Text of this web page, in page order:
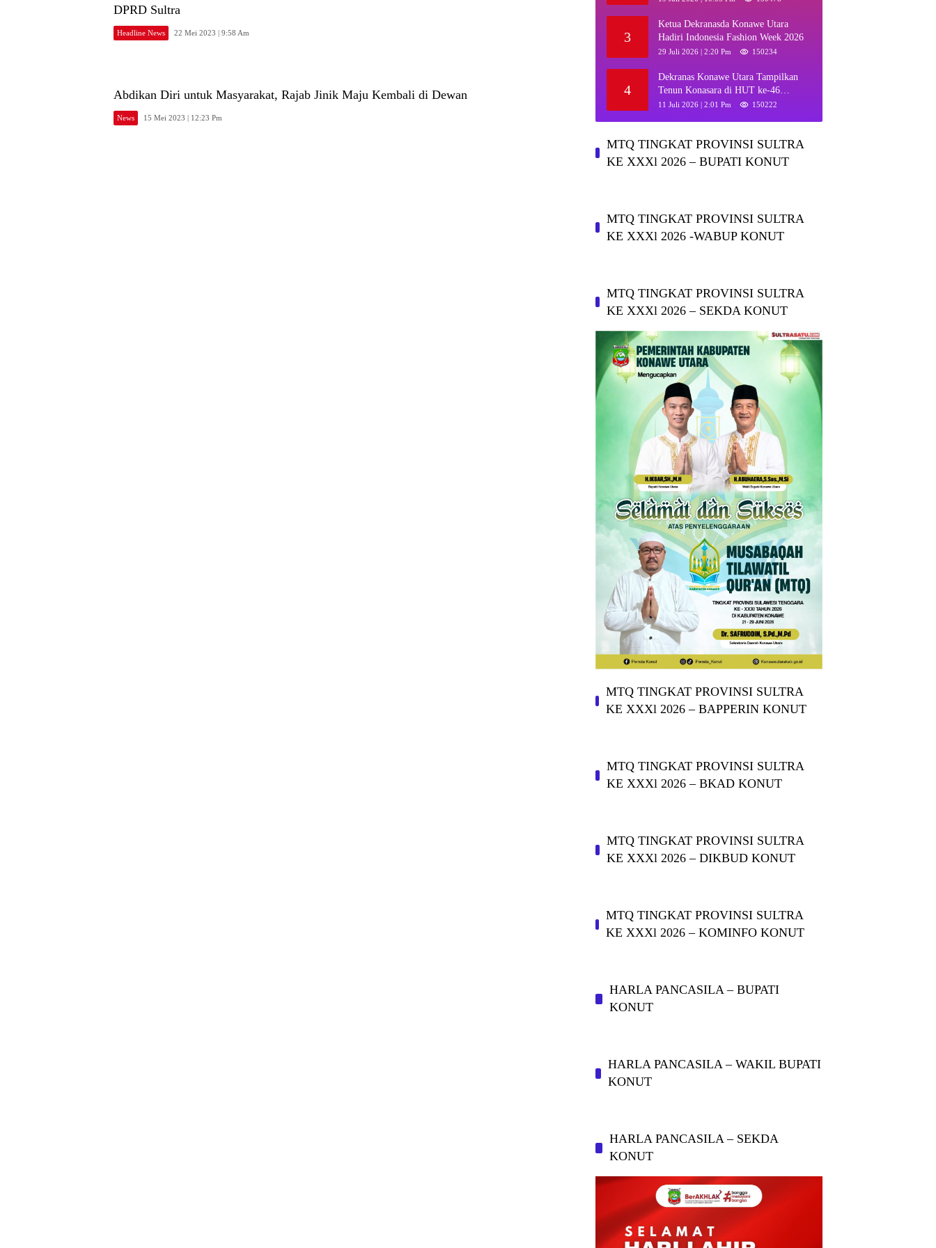
DPRD Sultra
Headline News 22 Mei 2023 | 9:58 Am
Abdikan Diri untuk Masyarakat, Rajab Jinik Maju Kembali di Dewan
News 15 Mei 2023 | 12:23 Pm
3
Ketua Dekranasda Konawe Utara
Hadiri Indonesia Fashion Week 2026
29 Juli 2026 | 2:20 Pm 150234
4
Dekranas Konawe Utara Tampilkan
Tenun Konasara di HUT ke-46
Dekranas, Perkuat Promosi UMKM
11 Juli 2026 | 2:01 Pm 150222
MTQ TINGKAT PROVINSI SULTRA
KE XXXl 2026 – BUPATI KONUT
MTQ TINGKAT PROVINSI SULTRA
KE XXXl 2026 -WABUP KONUT
MTQ TINGKAT PROVINSI SULTRA
KE XXXl 2026 – SEKDA KONUT
MTQ TINGKAT PROVINSI SULTRA
KE XXXl 2026 – BAPPERIN KONUT
MTQ TINGKAT PROVINSI SULTRA
KE XXXl 2026 – BKAD KONUT
MTQ TINGKAT PROVINSI SULTRA
KE XXXl 2026 – DIKBUD KONUT
MTQ TINGKAT PROVINSI SULTRA
KE XXXl 2026 – KOMINFO KONUT
HARLA PANCASILA – BUPATI
KONUT
HARLA PANCASILA – WAKIL BUPATI
KONUT
HARLA PANCASILA – SEKDA
KONUT